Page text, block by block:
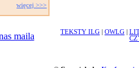
więcej >>>
TEKSTY ILG OWLG